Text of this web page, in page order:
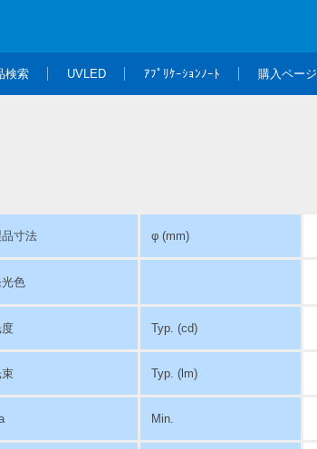
検索 UVLED ｱﾌﾟﾘｹｰｼｮﾝﾉｰﾄ 購入ページ
寸法 φ (mm)
色
Typ. (cd)
Typ. (lm)
Min.